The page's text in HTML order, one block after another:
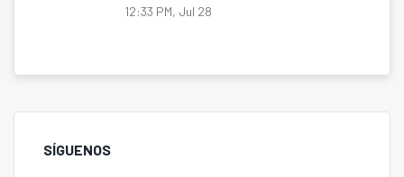
12:33 PM, Jul 28
SÍGUENOS